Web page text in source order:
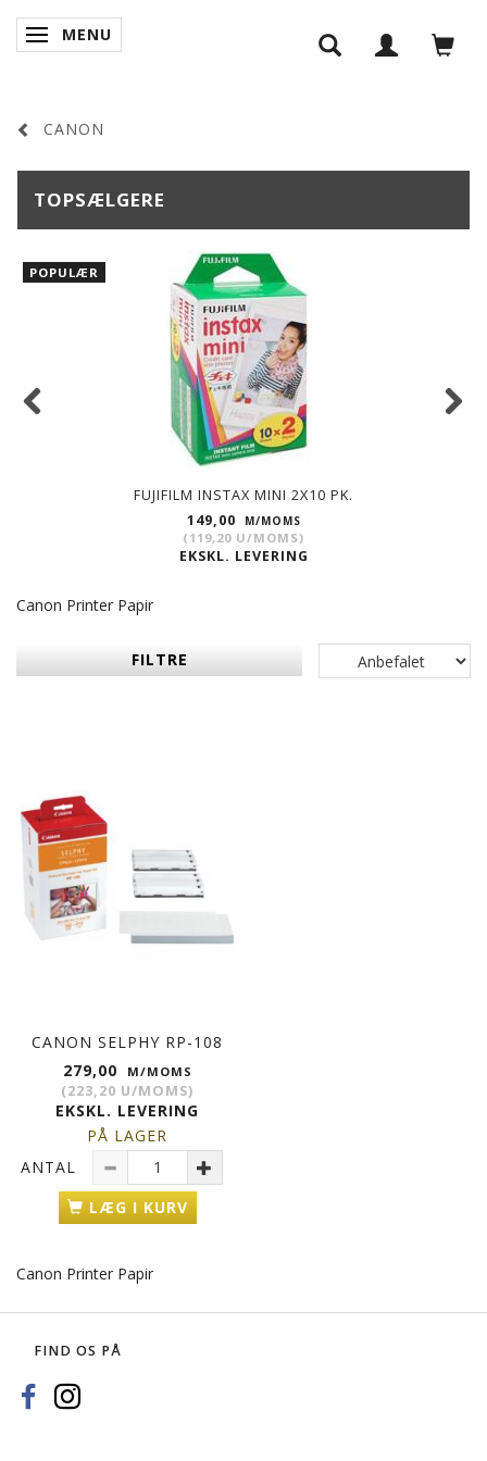
SKIFTE NAVIGATION
MENU
CANON
TOPSÆLGERE
POPULÆR
FUJIFILM INSTAX MINI 2X10 PK.
149,00
M/MOMS
( 119,20 U/MOMS)
EKSKL. LEVERING
Canon Printer Papir
FILTRE
CANON SELPHY RP-108
279,00
M/MOMS
(223,20 U/MOMS)
EKSKL. LEVERING
PÅ LAGER
ANTAL
LÆG I KURV
Canon Printer Papir
FIND OS PÅ